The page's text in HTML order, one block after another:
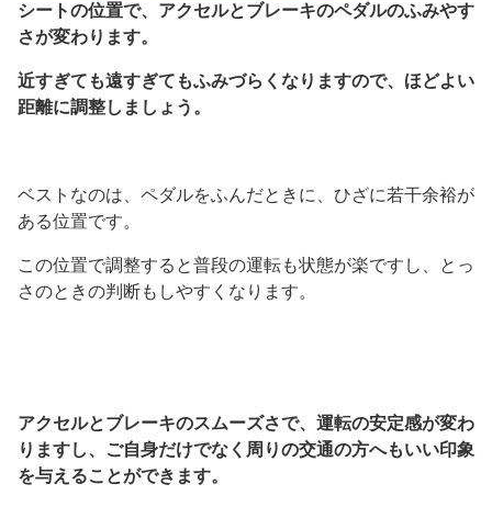
シートの位置で、アクセルとブレーキのペダルのふみやす
さが変わります。
近すぎても遠すぎてもふみづらくなりますので、ほどよい
距離に調整しましょう。
ベストなのは、ペダルをふんだときに、ひざに若干余裕が
ある位置です。
この位置で調整すると普段の運転も状態が楽ですし、とっ
さのときの判断もしやすくなります。
アクセルとブレーキのスムーズさで、運転の安定感が変わ
りますし、ご自身だけでなく周りの交通の方へもいい印象
を与えることができます。